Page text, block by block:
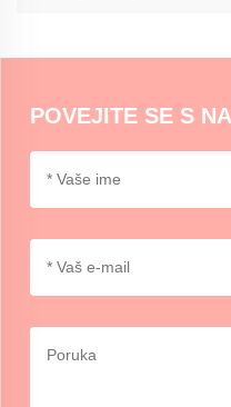
vlažnosti može utjecati na
POVEJITE SE S